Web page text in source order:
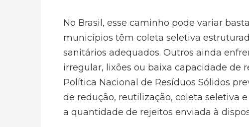
No Brasil, esse caminho pode variar
municípios têm coleta seletiva
sanitários adequados. Outros ainda
irregular, lixões ou baixa capacidade de
Política Nacional de Resíduos Sólidos
de redução, reutilização, coleta seletiva
a quantidade de rejeitos enviada à